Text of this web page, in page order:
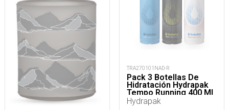
TRA270101NAD-R
Pack 3 Botellas De
Hidratación Hydrapak
Tempo Running 400 Ml
Hydrapak